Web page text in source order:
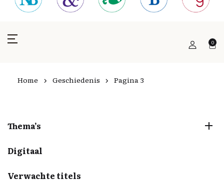
0
Home Geschiedenis Pagina 3
Thema’s
Digitaal
Verwachte titels